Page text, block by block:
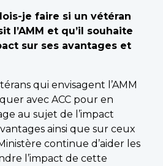
je faire si un vétéran
l’AMM et qu’il souhaite
sur ses avantages et
qui envisagent l’AMM
avec ACC pour en
au sujet de l’impact
ainsi que sur ceux
continue d’aider les
l’impact de cette